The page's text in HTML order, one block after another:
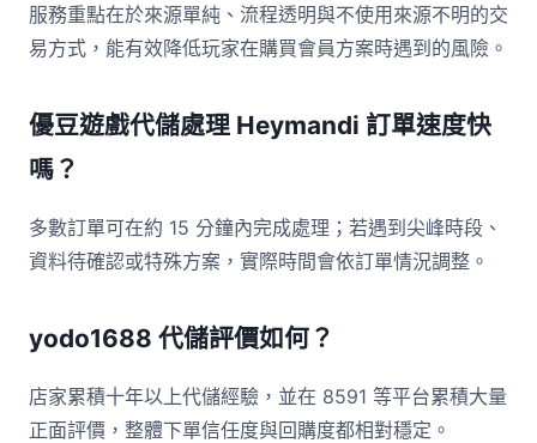
服務重點在於來源單純、流程透明與不使用來源不明的交
易方式，能有效降低玩家在購買會員方案時遇到的風險。
優豆遊戲代儲處理 Heymandi 訂單速度快
嗎？
多數訂單可在約 15 分鐘內完成處理；若遇到尖峰時段、
資料待確認或特殊方案，實際時間會依訂單情況調整。
yodo1688 代儲評價如何？
店家累積十年以上代儲經驗，並在 8591 等平台累積大量
正面評價，整體下單信任度與回購度都相對穩定。